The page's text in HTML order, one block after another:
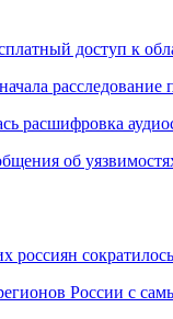
доступ к
расшифровка
об
россиян
России с